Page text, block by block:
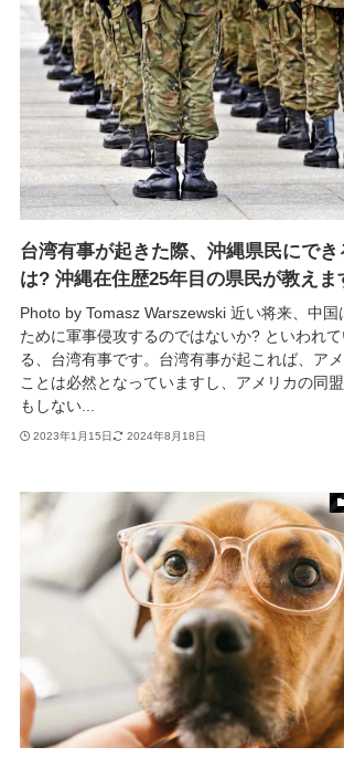
台湾有事が起きた際、沖縄県民にでき
は? 沖縄在住歴25年目の県民が教えま
Photo by Tomasz Warszewski 近い将来、中国
ために軍事侵攻するのではないか? といわれ
る、台湾有事です。台湾有事が起これば、ア
ことは必然となっていますし、アメリカの同
もしない...
2023年1月15日 2024年8月18日